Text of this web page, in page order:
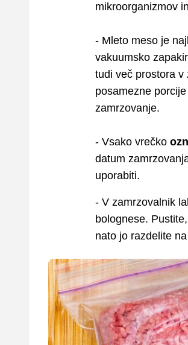
mikroorganizmov
- Mleto meso je
vakuumsko
tudi več prostora v
posamezne
zamrzovanje.
- Vsako vrečko
datum
uporabiti.
- V zamrzovalnik
bolognese.
nato jo razdelite